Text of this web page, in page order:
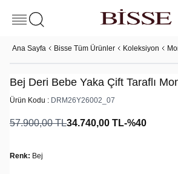
Ana Sayfa Bisse Tüm Ürünler Koleksiyon
Bej Deri Bebe Yaka Çift Taraflı
Ürün Kodu : DRM26Y26002_07
57.900,00TL34.740,00 TL-%40
Renk: Bej